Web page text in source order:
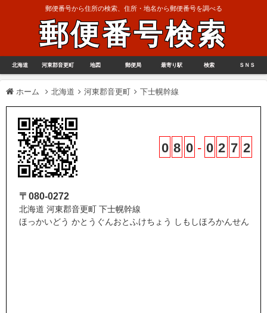
郵便番号から住所の検索、住所・地名から郵便番号を調べる
郵便番号検索
北海道 河東郡音更町 地図 郵便局 最寄り駅 検索 ＳＮＳ
ホーム 北海道 河東郡音更町 下士幌幹線
0 8 0 - 0 2 7 2
〒080-0272
北海道 河東郡音更町 下士幌幹線
ほっかいどう かとうぐんおとふけちょう しもしほろかんせん